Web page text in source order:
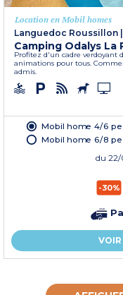
Location en Mobil homes
Languedoc Roussillon |
Camping Odalys La
Profitez d'un cadre verdoyant
animations pour tous.
admis.
Mobil home 4/6
Mobil home 6/8
du
-30%